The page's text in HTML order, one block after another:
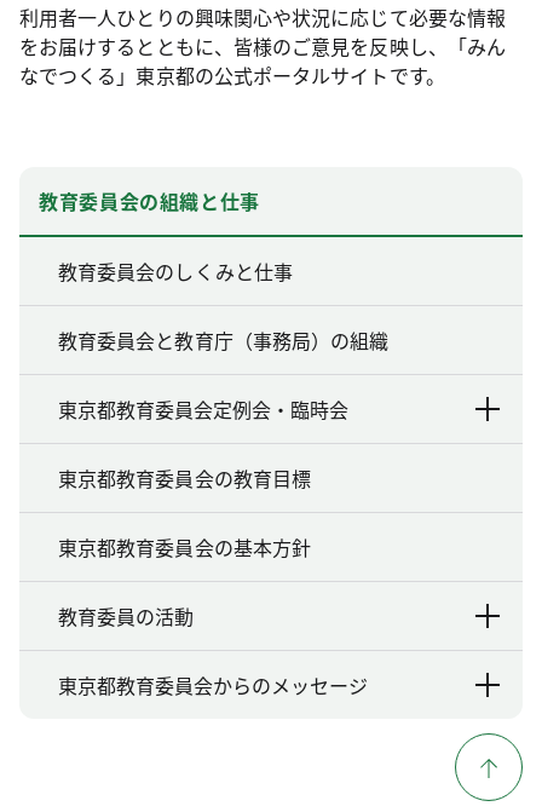
利用者一人ひとりの興味関心や状況に応じて必要な情報
をお届けするとともに、皆様のご意見を反映し、「みん
なでつくる」東京都の公式ポータルサイトです。
教育委員会の組織と仕事
教育委員会のしくみと仕事
教育委員会と教育庁（事務局）の組織
東京都教育委員会定例会・臨時会
東京都教育委員会の教育目標
東京都教育委員会の基本方針
教育委員の活動
東京都教育委員会からのメッセージ